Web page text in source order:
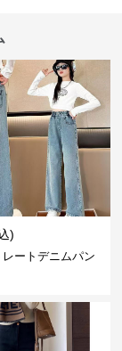
)
ートデニムパン